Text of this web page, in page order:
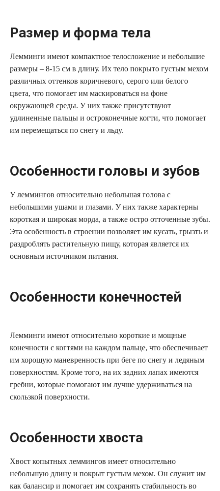
Размер и форма тела
Лемминги имеют компактное телосложение и небольшие
размеры – 8-15 см в длину. Их тело покрыто густым мехом
различных оттенков коричневого, серого или белого
цвета, что помогает им маскироваться на фоне
окружающей среды. У них также присутствуют
удлиненные пальцы и остроконечные когти, что помогает
им перемещаться по снегу и льду.
Особенности головы и зубов
У леммингов относительно небольшая голова с
небольшими ушами и глазами. У них также характерны
короткая и широкая морда, а также остро отточенные зубы.
Эта особенность в строении позволяет им кусать, грызть и
раздроблять растительную пищу, которая является их
основным источником питания.
Особенности конечностей
Лемминги имеют относительно короткие и мощные
конечности с когтями на каждом пальце, что обеспечивает
им хорошую маневренность при беге по снегу и ледяным
поверхностям. Кроме того, на их задних лапах имеются
гребни, которые помогают им лучше удерживаться на
скользкой поверхности.
Особенности хвоста
Хвост копытных леммингов имеет относительно
небольшую длину и покрыт густым мехом. Он служит им
как балансир и помогает им сохранять стабильность во